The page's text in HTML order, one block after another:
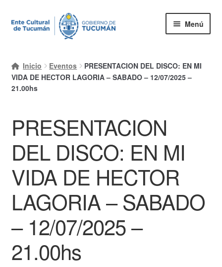
Ir
a
Ir
al
Menú
Mi cuenta
Finalizar compra
Inicio Eventos
PRESENTACION DEL DISCO: EN MI
VIDA DE HECTOR LAGORIA – SABADO – 12/07/2025 –
21.00hs
PRESENTACION
DEL DISCO: EN MI
VIDA DE HECTOR
LAGORIA – SABADO
– 12/07/2025 –
21.00hs